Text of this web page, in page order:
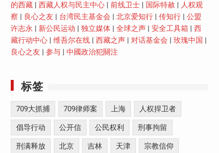
的西藏| 西藏人权与民主中心| 前线卫士| 国际特赦
人权观
察
良心之友 台湾民主基金会 北京爱知行| 传知行| 公盟
许志永
新公民运动 独立媒体| 全球之声| 安全工具箱
西
藏行动中心| 维吾尔在线| 西藏之声| 对话基金会 玫瑰中国
良心之友
参与| 中國政治犯關注
标签
709大抓捕 709律师案 上海 人权捍卫者
倡导行动 公开信 公民权利 刑事拘留
刑满释放 北京 吉林 天津 宗教信仰